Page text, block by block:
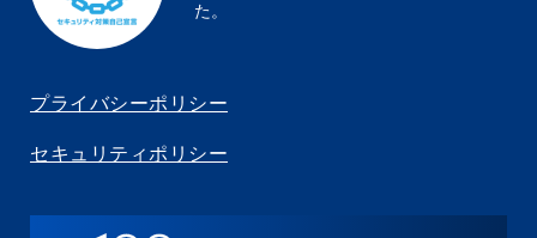
た。
プライバシーポリシー
セキュリティポリシー